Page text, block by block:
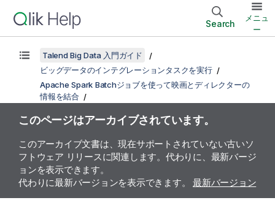
Search
メニュ
ー
Talend Big Data 入門ガイド
ビッグデータのインテグレーションタスクを実行
Apache Spark Batchジョブを使って映画とディレクターの
情報を結合
このページはアーカイブされています。
このアーカイブ文書は、現在サポートされていない古いソ
フトウェア リリースに関連します。代わりに、最新バージ
ョンを表示できます。
代わりに最新バージョンを表示できます。 最新バージョン